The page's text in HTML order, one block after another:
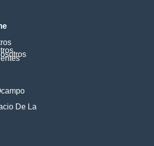
De La